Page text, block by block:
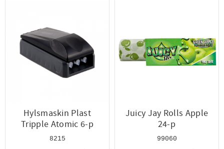
Hylsmaskin Plast
Tripple Atomic 6-p
8215
Juicy Jay Rolls Apple
24-p
99060